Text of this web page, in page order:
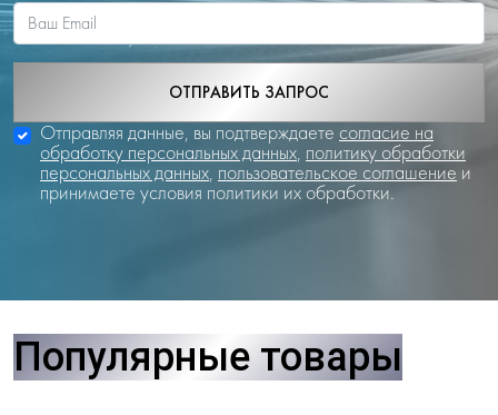
ОТПРАВИТЬ ЗАПРОС
Отправляя данные, вы подтверждаете согласие на
обработку персональных данных, политику обработки
персональных данных, пользовательское соглашение и
принимаете условия политики их обработки.
Популярные товары